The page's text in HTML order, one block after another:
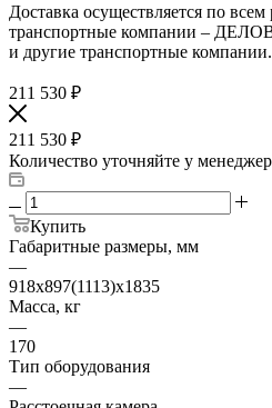
Доставка осуществляется по
транспортные компании –
и другие транспортные компании.
211 530 ₽
211 530 ₽
Количество уточняйте у
Купить
Габаритные размеры, мм
—
918x897(1113)x1835
Масса, кг
—
170
Тип оборудования
—